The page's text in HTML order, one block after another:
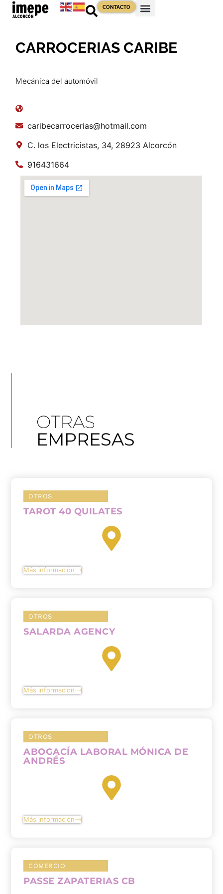
CONTACTO
CARROCERIAS CARIBE
Mecánica del automóvil
caribecarrocerias@hotmail.com
C. los Electricistas, 34, 28923 Alcorcón
916431664
OTRAS
EMPRESAS
OTROS
TAROT 40 QUILATES
Más información
OTROS
SALARDA AGENCY
Más información
OTROS
ABOGACÍA LABORAL MÓNICA DE
ANDRÉS
Más información
COMERCIO
PASSE ZAPATERIAS CB